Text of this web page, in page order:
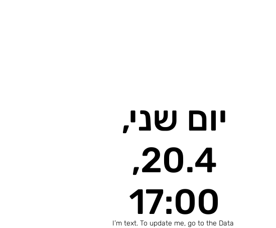
יום שני,
20.4,
17:00
I’m text. To update me, go to the Data